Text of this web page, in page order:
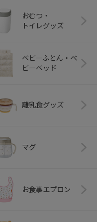
おむつ・
トイレグッズ
ベビーふとん・ベ
ビーベッド
離乳食グッズ
マグ
お食事エプロン